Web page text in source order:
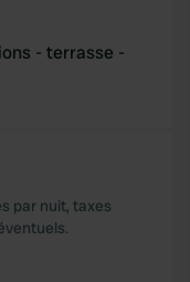
- terrasse -
par nuit, taxes